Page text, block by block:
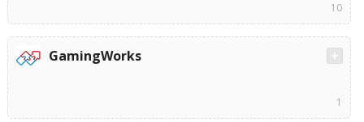
10
GamingWorks
1